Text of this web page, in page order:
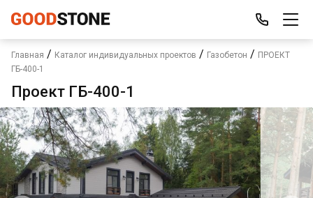
Главная / Каталог индивидуальных проектов / Газобетон / ПРОЕКТ
ГБ-400-1
Проект ГБ-400-1